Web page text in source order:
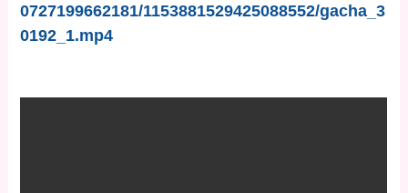
0727199662181/1153881529425088552/gacha_3
0192_1.mp4